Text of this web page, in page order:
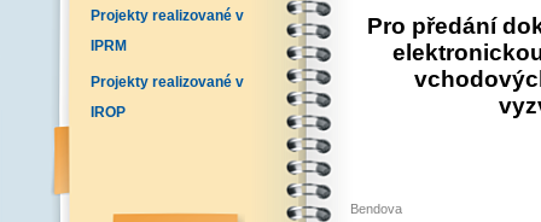
Projekty realizované v
IPRM
Projekty realizované v
IROP
Pro předání
Bendova